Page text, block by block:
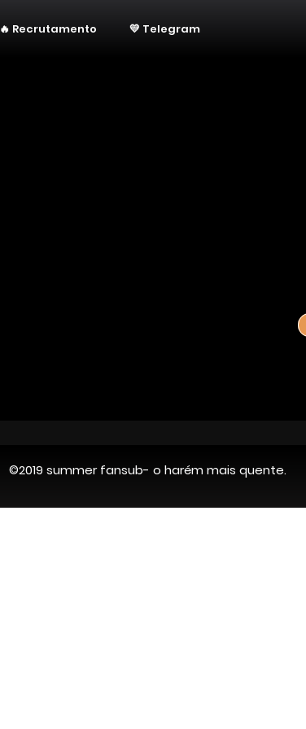
🔥 Recrutamento 💛 Telegram
©2019 summer fansub- o harém mais quente.